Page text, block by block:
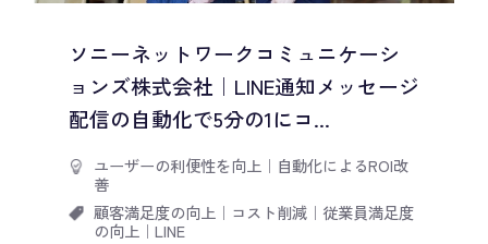
ソニーネットワークコミュニケーシ
ョンズ株式会社｜LINE通知メッセージ
配信の自動化で5分の1にコ...
ユーザーの利便性を向上 ｜ 自動化によるROI改
善
顧客満足度の向上 ｜ コスト削減｜ 従業員満足度
の向上 ｜ LINE